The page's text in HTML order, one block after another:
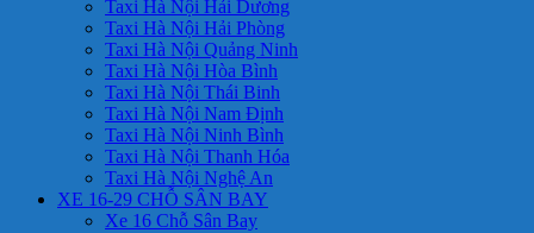
Taxi Hà Nội Hải Dương
Taxi Hà Nội Hải Phòng
Taxi Hà Nội Quảng Ninh
Taxi Hà Nội Hòa Bình
Taxi Hà Nội Thái Binh
Taxi Hà Nội Nam Định
Taxi Hà Nội Ninh Bình
Taxi Hà Nội Thanh Hóa
Taxi Hà Nội Nghệ An
XE 16-29 CHỖ SÂN BAY
Xe 16 Chỗ Sân Bay